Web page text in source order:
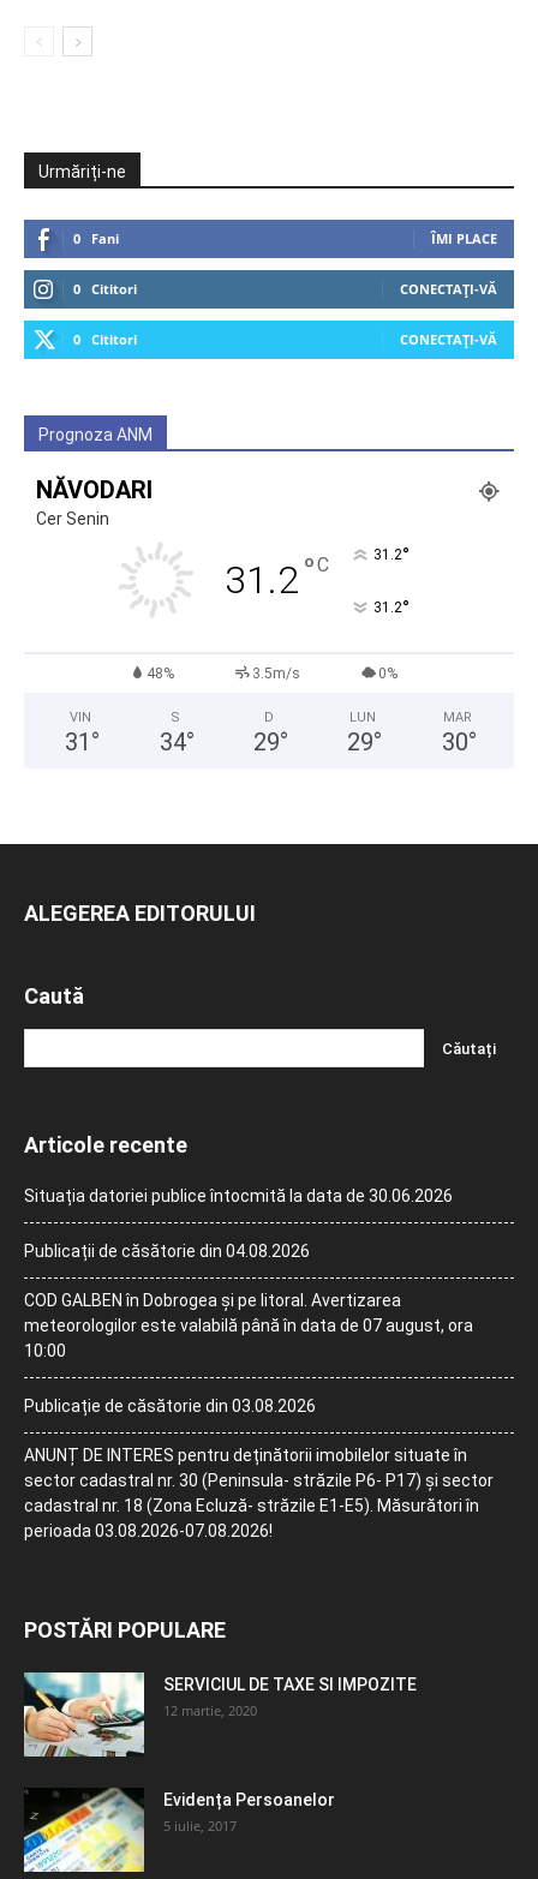
Urmăriți-ne
0 Fani ÎMI PLACE
0 Cititori CONECTAȚI-VĂ
0 Cititori CONECTAȚI-VĂ
Prognoza ANM
NĂVODARI
Cer Senin
31.2°C 31.2°
31.2°
48% 3.5m/s 0%
VIN
31 °
S
34°
D
29°
LUN
29°
MAR
30°
ALEGEREA EDITORULUI
Caută
Articole recente
Situația datoriei publice întocmită la data de 30.06.2026
Publicații de căsătorie din 04.08.2026
COD GALBEN în Dobrogea și pe litoral. Avertizarea
meteorologilor este valabilă până în data de 07 august, ora
10:00
Publicație de căsătorie din 03.08.2026
ANUNȚ DE INTERES pentru deținătorii imobilelor situate în
sector cadastral nr. 30 (Peninsula- străzile P6- P17) și sector
cadastral nr. 18 (Zona Ecluză- străzile E1-E5). Măsurători în
perioada 03.08.2026-07.08.2026!
POSTĂRI POPULARE
SERVICIUL DE TAXE SI IMPOZITE
12 martie, 2020
Evidența Persoanelor
5 iulie, 2017